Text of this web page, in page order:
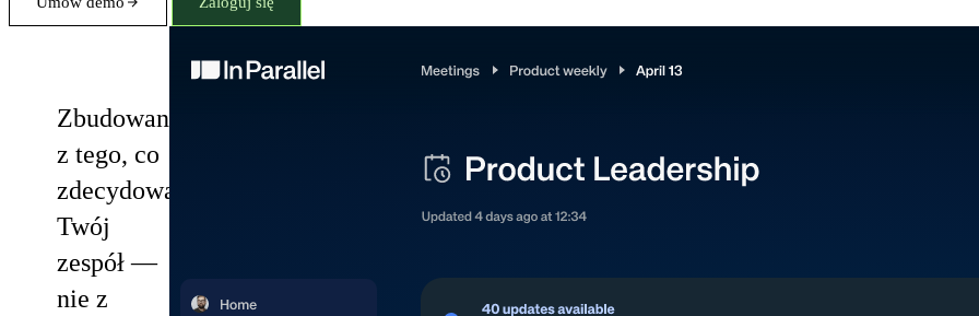
Zbudowany
z tego, co
zdecydował
Twój
zespół —
nie z